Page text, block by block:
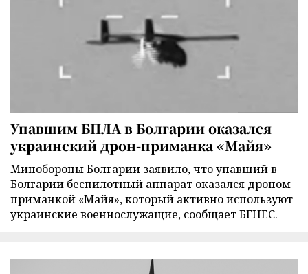
Упавшим БПЛА в Болгарии оказался
украинский дрон-приманка «Майя»
Минобороны Болгарии заявило, что упавший в
Болгарии беспилотный аппарат оказался дроном-
приманкой «Майя», который активно используют
украинские военнослужащие, сообщает БГНЕС.